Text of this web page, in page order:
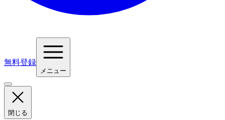
無料登録
メニュー
閉じる